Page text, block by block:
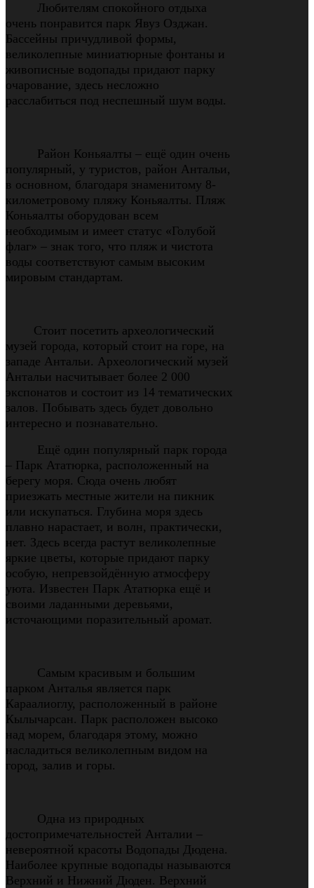
Любителям спокойного отдыха
очень понравится парк Явуз Озджан.
Бассейны причудливой формы,
великолепные миниатюрные фонтаны и
живописные водопады придают парку
очарование, здесь несложно
расслабиться под неспешный шум воды.
Район Коньяалты – ещё один очень
популярный, у туристов, район Антальи,
в основном, благодаря знаменитому 8-
километровому пляжу Коньяалты. Пляж
Коньяалты оборудован всем
необходимым и имеет статус «Голубой
флаг» – знак того, что пляж и чистота
воды соответствуют самым высоким
мировым стандартам.
Стоит посетить археологический
музей города, который стоит на горе, на
западе Антальи. Археологический музей
Антальи насчитывает более 2 000
экспонатов и состоит из 14 тематических
залов. Побывать здесь будет довольно
интересно и познавательно.
Ещё один популярный парк города
– Парк Ататюрка, расположенный на
берегу моря. Сюда очень любят
приезжать местные жители на пикник
или искупаться. Глубина моря здесь
плавно нарастает, и волн, практически,
нет. Здесь всегда растут великолепные
яркие цветы, которые придают парку
особую, непревзойдённую атмосферу
уюта. Известен Парк Ататюрка ещё и
своими ладанными деревьями,
источающими поразительный аромат.
Самым красивым и большим
парком Анталья является парк
Караалиоглу, расположенный в районе
Кылычарсан. Парк расположен высоко
над морем, благодаря этому, можно
насладиться великолепным видом на
город, залив и горы.
Одна из природных
достопримечательностей Анталии –
невероятной красоты Водопады Дюдена.
Наиболее крупные водопады называются
Верхний и Нижний Дюден. Верхний